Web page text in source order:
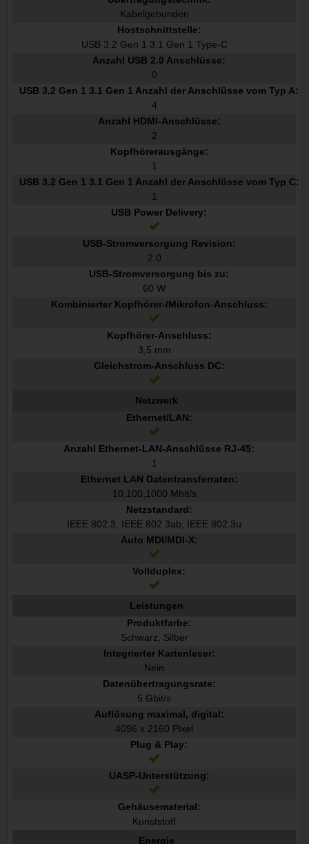
Kabelgebunden
Hostschnittstelle:
USB 3.2 Gen 1 3.1 Gen 1 Type-C
Anzahl USB 2.0 Anschlüsse:
0
USB 3.2 Gen 1 3.1 Gen 1 Anzahl der Anschlüsse vom Typ A:
4
Anzahl HDMI-Anschlüsse:
2
Kopfhörerausgänge:
1
USB 3.2 Gen 1 3.1 Gen 1 Anzahl der Anschlüsse vom Typ C:
1
USB Power Delivery:
USB-Stromversorgung Revision:
2.0
USB-Stromversorgung bis zu:
60 W
Kombinierter Kopfhörer-/Mikrofon-Anschluss:
Kopfhörer-Anschluss:
3,5 mm
Gleichstrom-Anschluss DC:
Netzwerk
Ethernet/LAN:
Anzahl Ethernet-LAN-Anschlüsse RJ-45:
1
Ethernet LAN Datentransferraten:
10,100,1000 Mbit/s
Netzstandard:
IEEE 802.3, IEEE 802.3ab, IEEE 802.3u
Auto MDI/MDI-X:
Vollduplex:
Leistungen
Produktfarbe:
Schwarz, Silber
Integrierter Kartenleser:
Nein
Datenübertragungsrate:
5 Gbit/s
Auflösung maximal, digital:
4096 x 2160 Pixel
Plug & Play:
UASP-Unterstützung:
Gehäusematerial:
Kunststoff
Energie